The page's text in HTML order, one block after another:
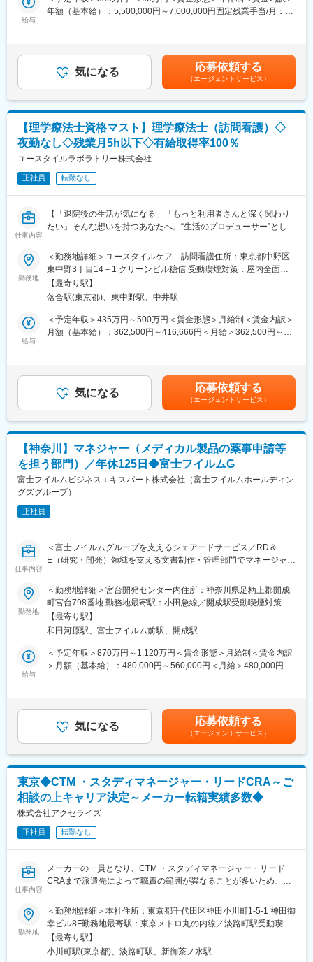
ドし、組織全体を巻き込むマーケティング活動を推進できます。
■業務詳細：
寧に教えてきます。チーム制を採用しており、訪問看護初心者で
も安心して勤務できます。
・健康に関する相談
・その他介護支援、地域やクリニックとのコミュニケーション
※MCS（医療介護専用コミュニケーションツール）使用
・事務所マネジメント業務の一部
■患者対応について：
安心して勤務できます。1人の利用者様に対し、訪問看護師2～5
名でケアにあたります。
※移動は電動自転車（貸出）
■呼び出し（オンコール）について：
・オンコールにて、実際に出動するのは1ヶ月に1回程です。
し、”事前に防げる緊急呼び出し”を少なくすることで利用者様の不
安も取り除き、鳴らないオンコールの実現にチームで取り組んで
・事務職：数名
・正看護師：10名（男性3：女性7）
■訪問看護未経験でも安心できる研修・フォロー体制：
・座学（ビジネス、当社の理解）、同行訪問（一日の流れの理
解）等を行います。利用者様おひとりに対して複数人のチーム制
で対応しているため、気軽に相談ができる環境が整っておりま
す。
∟個別、認知症や精神障害等興味がある分野の勉強を行うことも
可能です。
給与
年額（基本給）：5,500,000円～7,000,000円固定残業手当/月：
補足＞■昇給：年1回■賞与：年2回【諸手当】◇オンコール手当◇
緊急訪問手当◇タクシー手当実費支給（夜間出動・帰宅時片道
20km以内）◇引っ越し手当（規定有）賃金はあくまでも目安の金
額であり、選考を通じて上下する可能性があります。月給(月額)は
固定手当を含めた表記です。
気になる 応募依頼する
（エージェントサービス）
【理学療法士資格マスト】理学療法士（訪問看護）◇
夜勤なし◇残業月5h以下◇有給取得率100％
ユースタイルラボラトリー株式会社
正社員 転勤なし
仕事内容
【「退院後の生活が気になる」「もっと利用者さんと深く関わり
たい」そんな想いを持つあなたへ。“生活のプロデューサー”とし
■業務内容：
訪問看護ステーションで働く【理学療法士】を募集します。
退院後の暮らしに不安を感じる方、介護度が上がってきた方、ご
本人やご家族が「何とか生活を維持したい」と願うその気持ちに
寄り添いながら、生活の質（QOL）を守り、支えていくお仕事を
お任せします。
利用者さま一人ひとりの状況について丁寧なレクチャーを受けな
がら、少しずつ業務に慣れていける環境です。
ご自宅での生活を支えるため、以下のような業務をお任せしま
件程度）
・評価・目標設定・リハビリ計画の立案・ADL向上を目的とした
生活期リハビリ
・家屋環境や福祉用具の提案・調整
カンファレンスへの参加
・訪問記録や報告書の作成（電子カルテを使用）
は電動自転車を使用します。
・理学療法士として評価→計画→実行までを一貫して担当できる
のが特徴です。
・多職種との連携を通じて、「歩行の再獲得」「外出の再開」と
いった生活目標の達成を、チームで支えていく仕事です。あなた
実現してみませんか？
13：00 午後2?3件訪問
17：30 記録・カンファ（ステーション内）
18：00 退社
※夜勤・オンコール・ノルマなし
■働き方の特徴
・ 勤務時間は日勤のみ（9:00～18:00）
・有給取得率100％！
チーム制を採用しているため、お休みが取りやすい環境です。
時間内に仕事を終え、プライベートも充実！
勤務地
＜勤務地詳細＞ユースタイルケア 訪問看護住所：東京都中野区
東中野3丁目14－1 グリーンビル糖信 受動喫煙対策：屋内全面禁
煙変更の範囲：会社の定める事業所
【最寄り駅】
落合駅(東京都)、東中野駅、中井駅
給与
＜予定年収＞435万円～500万円＜賃金形態＞月給制＜賃金内訳＞
月額（基本給）：362,500円～416,666円＜月給＞362,500円～
気になる 応募依頼する
（エージェントサービス）
【神奈川】マネジャー（メディカル製品の薬事申請等
を担う部門）／年休125日◆富士フイルムG
富士フイルムビジネスエキスパート株式会社（富士フイルムホールディン
グズグループ）
正社員
仕事内容
＜富士フイルムグループを支えるシェアードサービス／RD＆
E（研究・開発）領域を支える文書制作・管理部門でマネージャー
メディカル製品の薬事申請におけるマネジャー職として、富士フ
イルムグループの設計部門、薬事部門など、様々な関係者と連携
して、薬事文書、設計文書を制作していただきます。
■業務内容：
富士フイルムメディカル製品の薬事申請領域における、マネジメ
ント業務
薬事文書制作業務の品質向上と効率化に向け、富士フイルム薬事
部門および設計部門と協力して、各種業務改善をおこなっていた
決力の向上も担当いただきます。
■RD&E本部のご紹介：
■当社の魅力：
て、富士フイルムのメディカル製品について、薬事文書制作業務
を担っています。
な活動をしており、充実感を持って、仕事に取り組むことができ
ます。
・全社的な変革活動の推進や、充実した教育システムにより、成
長を実感できる環境です。
勤務地
＜勤務地詳細＞宮台開発センター内住所：神奈川県足柄上郡開成
町宮台798番地 勤務地最寄駅：小田急線／開成駅受動喫煙対策：
屋内全面禁煙
【最寄り駅】
和田河原駅、富士フイルム前駅、開成駅
給与
＜予定年収＞870万円～1,120万円＜賃金形態＞月給制＜賃金内訳
＞月額（基本給）：480,000円～560,000円＜月給＞480,000円～
はあくまでも目安の金額であり、選考を通じて上下する可能性が
あります。月給(月額)は固定手当を含めた表記です。
気になる 応募依頼する
（エージェントサービス）
東京◆CTM ・スタディマネージャー・リードCRA～ご
相談の上キャリア決定～メーカー転籍実績多数◆
株式会社アクセライズ
正社員 転勤なし
仕事内容
メーカーの一員となり、CTM ・スタディマネージャー・リード
CRAまで派遣先によって職責の範囲が異なることが多いため、ご
ご相談したいと思っております。
ぜひ一度、今後のキャリアの選択肢としてご相談ください！
■業務内容
◎スタディマネージャー：
勤務地
＜勤務地詳細＞本社住所：東京都千代田区神田小川町1-5-1 神田御
幸ビル8F勤務地最寄駅：東京メトロ丸の内線／淡路町駅受動喫煙
対策：敷地内喫煙可能場所あり
【最寄り駅】
小川町駅(東京都)、淡路町駅、新御茶ノ水駅